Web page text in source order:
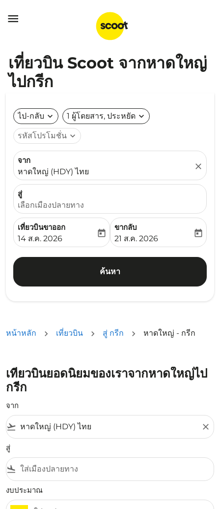

เที่ยวบิน Scoot จากหาดใหญ่
ไปกรีก
ไป-กลับ expand_more 1 ผู้โดยสาร, ประหยัด expand_more
รหัสโปรโมชั่น expand_more
จาก
หาดใหญ่ (HDY) ไทย
close
สู่
เลือกเมืองปลายทาง
เที่ยวบินขาออก
fc-booking-departure-date-aria-label
14 ส.ค. 2026
today
ขากลับ
fc-booking-return-date-
21 ส.ค. 2026
today
ค้นหา
หน้าหลัก เที่ยวบิน สู่ กรีก หาดใหญ่ - กรีก
เที่ยวบินยอดนิยมของเราจากหาดใหญ่ไป
กรีก
จาก
flight_takeoff close
สู่
flight_land
งบประมาณ